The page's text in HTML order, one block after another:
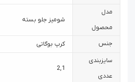
مدل
محصول
شومیز جلو بسته
جنس کرپ بوگاتی
سایزبندی
عددی
1
,
2